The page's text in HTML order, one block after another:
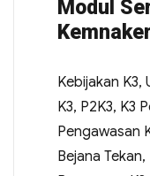
Modul
Kebijakan K3,
K3, P2K3, K3
Pengawasan
Bejana